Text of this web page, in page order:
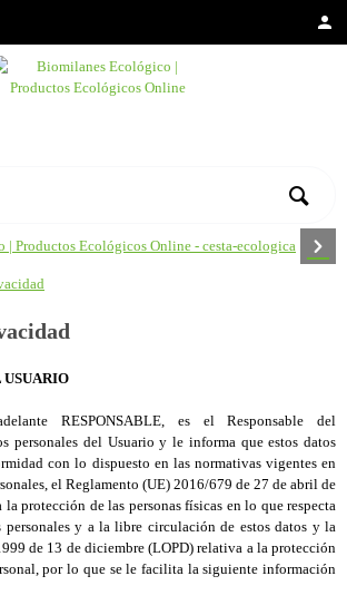
USUARIO
RESPONSABLE, es el Responsable del
personales del Usuario y le informa que estos datos
con lo dispuesto en las normativas vigentes en
el Reglamento (UE) 2016/679 de 27 de abril de
protección de las personas físicas en lo que respecta
personales y a la libre circulación de estos datos y la
de 13 de diciembre (LOPD) relativa a la protección
por lo que se le facilita la siguiente información